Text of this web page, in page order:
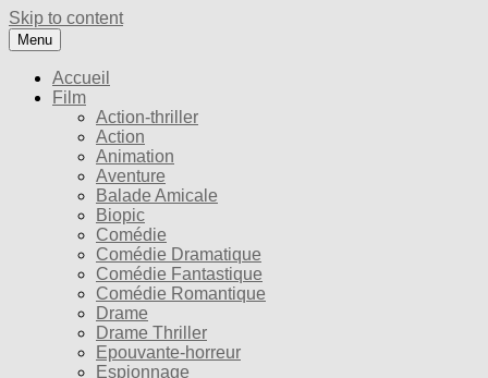
Skip to content
Menu
Accueil
Film
Action-thriller
Action
Animation
Aventure
Balade Amicale
Biopic
Comédie
Comédie Dramatique
Comédie Fantastique
Comédie Romantique
Drame
Drame Thriller
Epouvante-horreur
Espionnage